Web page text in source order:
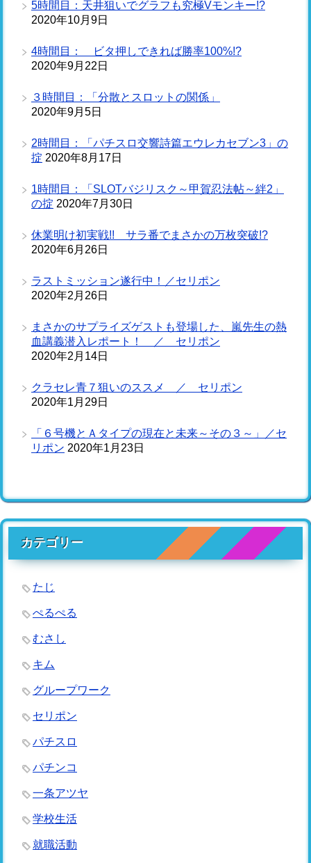
5時間目：天井狙いでグラフも究極Vモンキー!?
2020年10月9日
4時間目： ビタ押しできれば勝率100%!?
2020年9月22日
３時間目：「分散とスロットの関係」
2020年9月5日
2時間目：「パチスロ交響詩篇エウレカセブン3」の
掟 2020年8月17日
1時間目：「SLOTバジリスク～甲賀忍法帖～絆2」
の掟 2020年7月30日
休業明け初実戦!! サラ番でまさかの万枚突破!?
2020年6月26日
ラストミッション遂行中！／セリポン
2020年2月26日
まさかのサプライズゲストも登場した、嵐先生の熱
血講義潜入レポート！ ／ セリポン
2020年2月14日
クラセレ青７狙いのススメ ／ セリポン
2020年1月29日
「６号機とＡタイプの現在と未来～その３～」／セ
リポン 2020年1月23日
カテゴリー
たじ
ぺるぺる
むさし
キム
グループワーク
セリポン
パチスロ
パチンコ
一条アツヤ
学校生活
就職活動